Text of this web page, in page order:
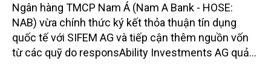
Ngân hàng TMCP Nam Á (Nam A Bank - HOSE:
NAB) vừa chính thức ký kết thỏa thuận tín dụng
quốc tế với SIFEM AG và tiếp cận thêm nguồn vốn
từ các quỹ do responsAbility Investments AG quản